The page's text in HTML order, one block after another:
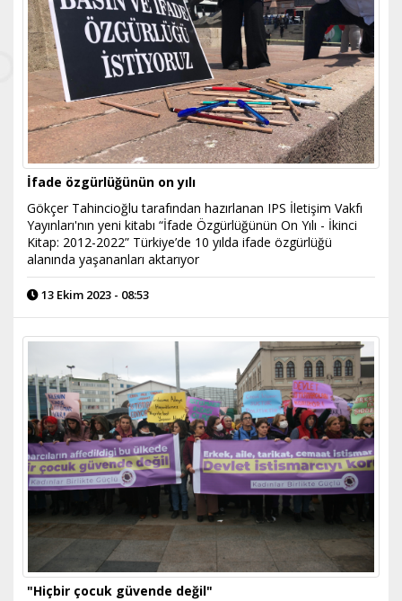
İfade özgürlüğünün on yılı
Gökçer Tahincioğlu tarafından hazırlanan IPS İletişim Vakfı
Yayınları'nın yeni kitabı “İfade Özgürlüğünün On Yılı - İkinci
Kitap: 2012-2022” Türkiye’de 10 yılda ifade özgürlüğü
alanında yaşananları aktarıyor
13 Ekim 2023 - 08:53
"Hiçbir çocuk güvende değil"